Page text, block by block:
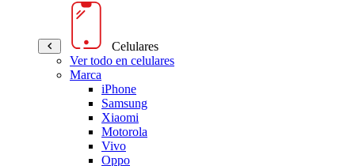
Celulares
Ver todo en celulares
Marca
iPhone
Samsung
Xiaomi
Motorola
Vivo
Oppo